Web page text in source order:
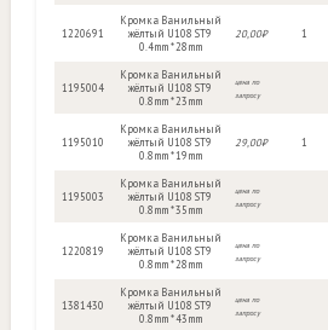
1220691
Кромка Ванильный
жёлтый U108 ST9
0.4mm * 28mm
20,00₽ 1
1195004
Кромка Ванильный
жёлтый U108 ST9
0.8mm * 23mm
цена по
запросу
1195010
Кромка Ванильный
жёлтый U108 ST9
0.8mm * 19mm
29,00₽ 1
1195003
Кромка Ванильный
жёлтый U108 ST9
0.8mm * 35mm
цена по
запросу
1220819
Кромка Ванильный
жёлтый U108 ST9
0.8mm * 28mm
цена по
запросу
1381430
Кромка Ванильный
жёлтый U108 ST9
0.8mm * 43mm
цена по
запросу